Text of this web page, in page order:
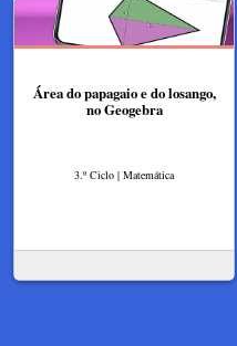
Área do papagaio e do losango,
no Geogebra
3.º Ciclo | Matemática